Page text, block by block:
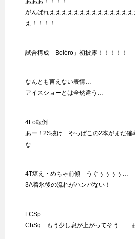
がんばれええええええええええええええ
え！！！！
試合構成「Boléro」初披露！！！！！
なんとも言えない表情…
アイスショーとは全然違う…
4Lo転倒
あー！2S抜け やっぱこの2本がまだ確
な
4T堪え・めちゃ前傾 うぐぅぅぅぅ…
3A着氷後の流れがハンパない！
FCSp
ChSq もう少し息が上がってそう…